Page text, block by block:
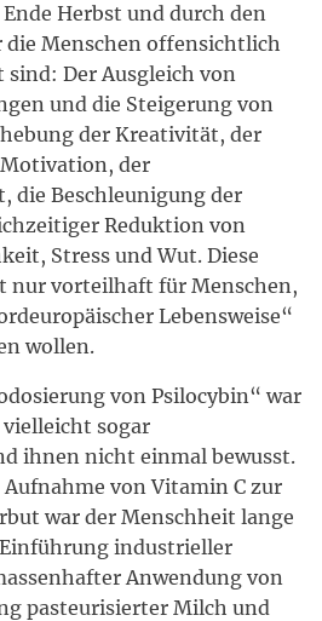
Herbst und durch den
Menschen offensichtlich
Der Ausgleich von
und die Steigerung von
der Kreativität, der
der
die Beschleunigung der
Reduktion von
Stress und Wut. Diese
nur vorteilhaft für Menschen,
Lebensweise“
wollen.
von Psilocybin“ war
sogar
ihnen nicht einmal bewusst.
von Vitamin C zur
war der Menschheit lange
industrieller
Anwendung von
pasteurisierter Milch und